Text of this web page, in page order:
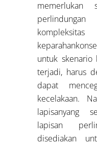
memerlukan
untuk skenario
terjadi, harus
dapat
kecelakaan.
lapisanyang
lapisan
disediakan